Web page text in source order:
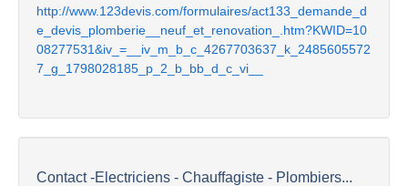
http://www.123devis.com/formulaires/act133_demande_d
e_devis_plomberie__neuf_et_renovation_.htm?KWID=10
08277531&iv_=__iv_m_b_c_4267703637_k_2485605572
7_g_1798028185_p_2_b_bb_d_c_vi__
Contact -Electriciens - Chauffagiste - Plombiers...